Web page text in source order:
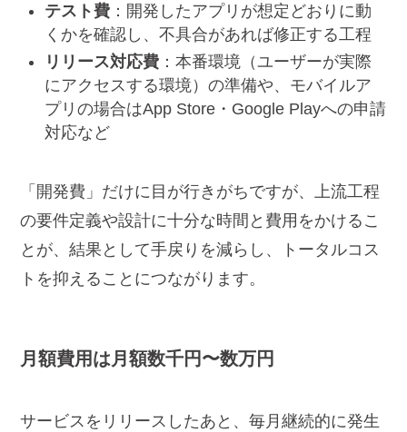
テスト費 ：開発したアプリが想定どおりに動
くかを確認し、不具合があれば修正する工程
リリース対応費 ：本番環境（ユーザーが実際
にアクセスする環境）の準備や、モバイルア
プリの場合はApp Store・Google Playへの申請
対応など
「開発費」だけに目が行きがちですが、上流工程
の要件定義や設計に十分な時間と費用をかけるこ
とが、結果として手戻りを減らし、トータルコス
トを抑えることにつながります。
月額費用は月額数千円〜数万円
サービスをリリースしたあと、毎月継続的に発生